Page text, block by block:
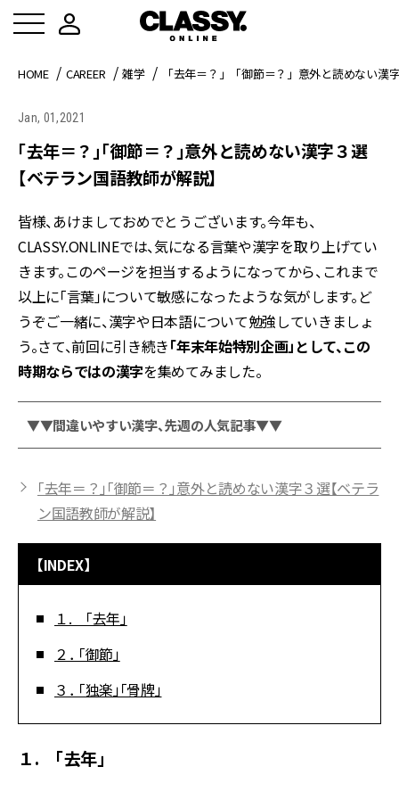
HOME CAREER 雑学 「去年＝？」「御節＝？」意外と読めない
Jan, 01,2021
「去年＝？」「御節＝？」意外と読めない漢字３選
【ベテラン国語教師が解説】
皆様、あけましておめでとうございます。今年も、
CLASSY.ONLINEでは、気になる言葉や漢字を取り上げてい
きます。このページを担当するようになってから、これまで
以上に「言葉」について敏感になったような気がします。ど
うぞご一緒に、漢字や日本語について勉強していきましょ
う。さて、前回に引き続き「年末年始特別企画」として、この
時期ならではの漢字を集めてみました。
▼▼間違いやすい漢字、先週の人気記事▼▼
「去年＝？」「御節＝？」意外と読めない漢字３選【ベテラ
ン国語教師が解説】
【INDEX】
１. 「去年」
２． 「御節」
３． 「独楽」「骨牌」
１. 「去年」